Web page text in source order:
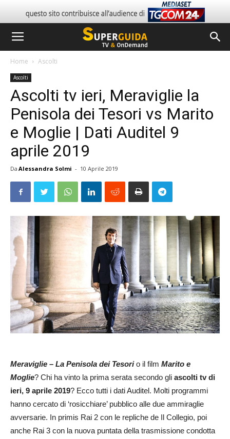
Home Ascolti
Ascolti
Ascolti tv ieri, Meraviglie la
Penisola dei Tesori vs Marito
e Moglie | Dati Auditel 9
aprile 2019
Da Alessandra Solmi - 10 Aprile 2019
Meraviglie – La Penisola dei Tesorio il film Marito e
Moglie? Chi ha vinto la prima serata secondo gli ascolti tv di
ieri, 9 aprile 2019? Ecco tutti i dati Auditel. Molti programmi
hanno cercato di ‘rosicchiare’ pubblico alle due ammiraglie
avversarie. In primis Rai 2 con le repliche de Il Collegio, poi
anche Rai 3 con la nuova puntata della trasmissione condotta